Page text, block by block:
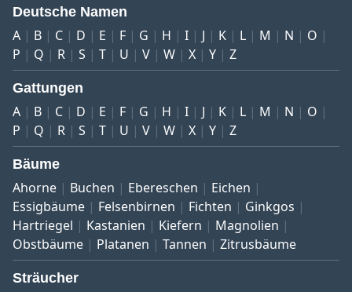
Deutsche Namen
A B C D E F G H I J K L M N
O
P
Q R S T U V W X Y Z
Gattungen
A B C D E F G H I J K L M N
O
P
Q R S T U V W X Y Z
Bäume
Ahorne Buchen Ebereschen
Eichen
Essigbäume
Felsenbirnen Fichten
Ginkgos
Hartriegel
Kastanien Kiefern
Magnolien
Obstbäume
Platanen Tannen Zitrusbäume
Sträucher